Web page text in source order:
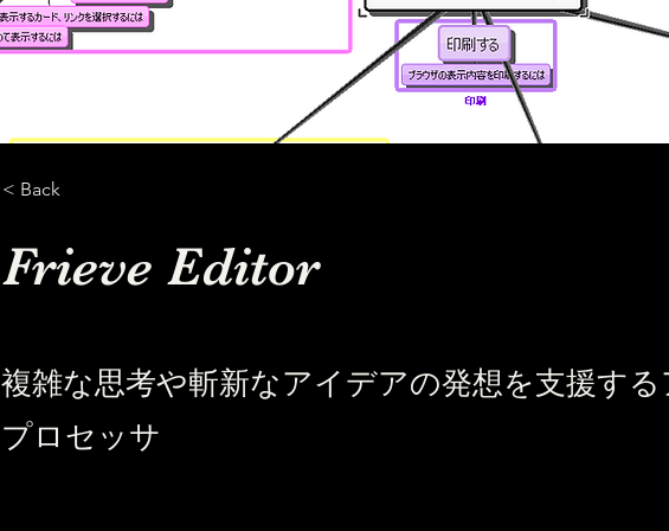
< Back
Frieve Editor
複雑な思考や斬新なアイデアの発想を支援す
プロセッサ